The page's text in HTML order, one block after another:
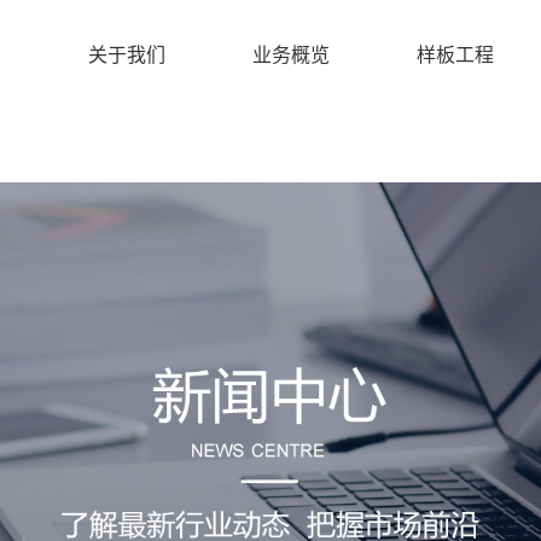
关于我们 业务概览 样板工程